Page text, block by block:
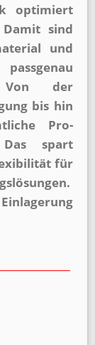
optimiert
sind
und
Von der
bis hin
Pro­
Das spart
für